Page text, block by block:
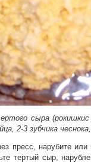
сыра (рокишкис
2-3 зубчика
пресс, нарубите или
тертый сыр,